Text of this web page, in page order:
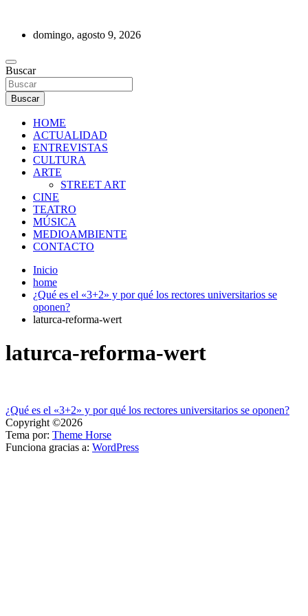
contenidodomingo, agosto 9, 2026
REVISTA DE PRENSA
Buscar
Buscar
HOME
ACTUALIDAD
ENTREVISTAS
CULTURA
ARTE
STREET ART
CINE
TEATRO
MÚSICA
MEDIOAMBIENTE
CONTACTO
Inicio
home
¿Qué es el «3+2» y por qué los rectores universitarios se
oponen?
laturca-reforma-wert
laturca-reforma-wert
Navegación
de
entradas
¿Qué es el «3+2» y por qué los rectores universitarios se oponen?
Copyright ©2026
Tema por: Theme Horse
Funciona gracias a: WordPress